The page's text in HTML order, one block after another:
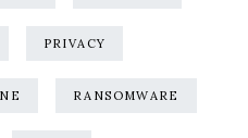
PRIVACY
RANSOMWARE